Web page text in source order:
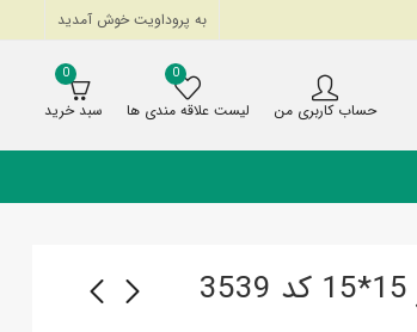
به پروداویت خوش آمدید
حساب کاربری من
0
لیست علاقه مندی ها
0
سبد خرید